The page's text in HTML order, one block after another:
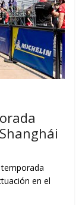
en el